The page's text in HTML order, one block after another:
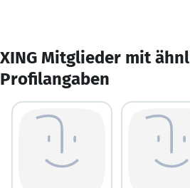
XING Mitglieder mit
Profilangaben